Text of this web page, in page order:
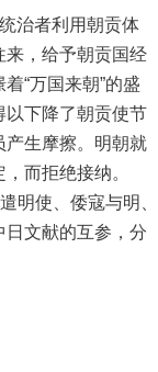
治者利用朝贡体
来，给予朝贡国经
“万国来朝”的盛
以下降了朝贡使节
产生摩擦。明朝就
而拒绝接纳。
明使、倭寇与明、
日文献的互参，分